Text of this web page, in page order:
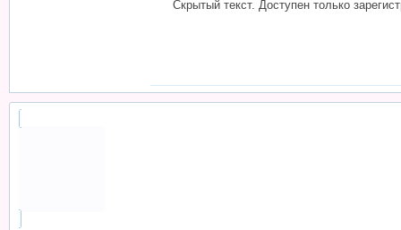
Скрытый текст. Доступен только